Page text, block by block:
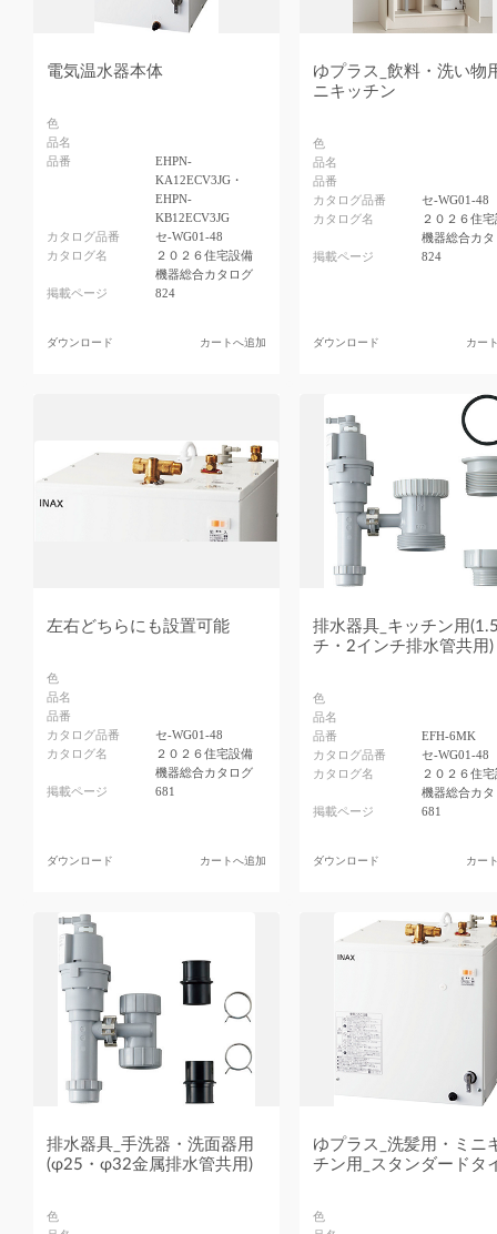
電気温水器本体
色
品名
品番
EHPN-
KA12ECV3JG・
EHPN-
KB12ECV3JG
カタログ品番
セ-WG01-48
カタログ名
２０２６住宅設備
機器総合カタログ
掲載ページ
824
ダウンロード カートへ追加
ゆプラス_飲料・洗い物
ニキッチン
色
品名
品番
カタログ品番
セ-WG01-48
カタログ名
２０２６住
機器総合カ
掲載ページ
824
ダウンロード カー
左右どちらにも設置可能
色
品名
品番
カタログ品番
セ-WG01-48
カタログ名
２０２６住宅設備
機器総合カタログ
掲載ページ
681
ダウンロード カートへ追加
排水器具_キッチン用
チ・2インチ排水管共用)
色
品名
品番
EFH-6MK
カタログ品番
セ-WG01-48
カタログ名
２０２６住
機器総合カ
掲載ページ
681
ダウンロード カー
排水器具_手洗器・洗面器用
(φ25・φ32金属排水管共用)
色
ゆプラス_洗髪用・ミニ
チン用_スタンダードタ
色